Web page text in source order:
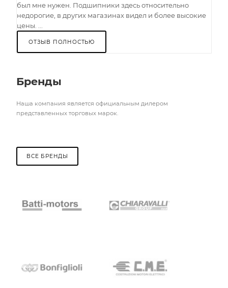
был мне нужен. Подшипники здесь относительно
недорогие, в других магазинах видел и более высокие
цены. ...
ОТЗЫВ ПОЛНОСТЬЮ
Бренды
Наша компания является официальным дилером
представленных торговых марок.
ВСЕ БРЕНДЫ